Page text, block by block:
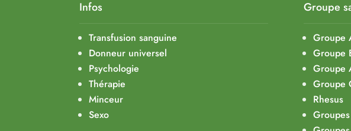
Infos
Transfusion sanguine
Donneur universel
Psychologie
Thérapie
Minceur
Sexo
Groupe
Groupe
Groupe
Groupe
Groupe
Rhesus